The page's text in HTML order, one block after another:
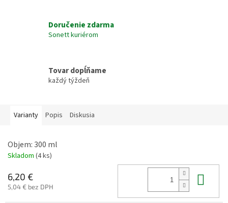
Doručenie zdarma
Sonett kuriérom
Tovar dopĺňame
každý týždeň
Varianty Popis Diskusia
Objem: 300 ml
Skladom (4 ks)
6,20 €
5,04 € bez DPH